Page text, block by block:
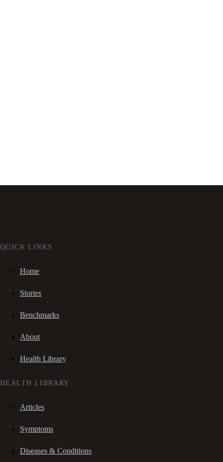
QUICK LINKS
Home
Stories
Benchmarks
About
Health Library
HEALTH LIBRARY
Articles
Symptoms
Diseases & Conditions